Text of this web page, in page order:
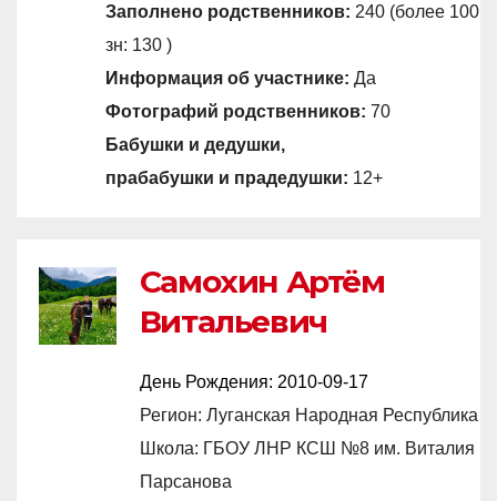
Заполнено родственников: 240 (более 100
зн: 130 )
Информация об участнике: Да
Фотографий родственников: 70
Бабушки и дедушки,
прабабушки и прадедушки: 12+
Самохин Артём
Витальевич
День Рождения: 2010-09-17
Регион: Луганская Народная Республика
Школа: ГБОУ ЛНР КСШ №8 им. Виталия
Парсанова